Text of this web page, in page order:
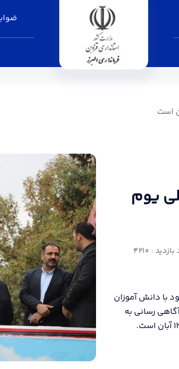
یوم
: 4210
با دانش آموزان
رسانی به